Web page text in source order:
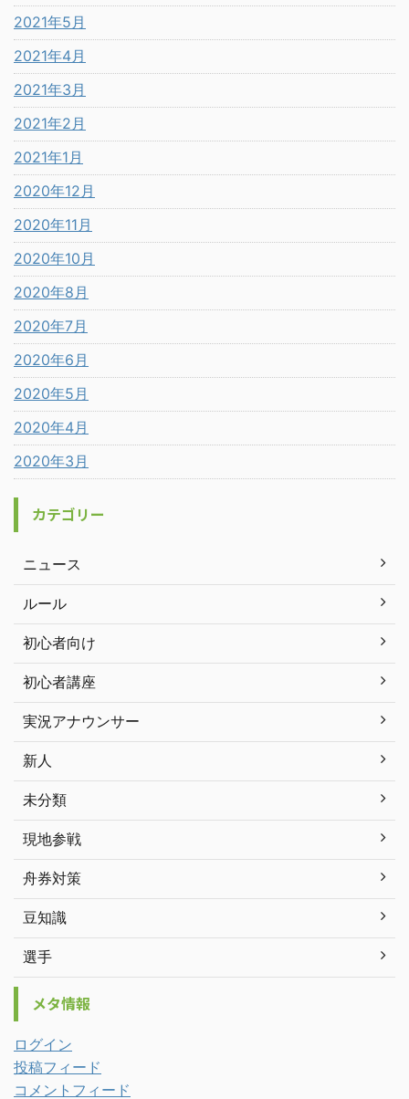
2021年5月
2021年4月
2021年3月
2021年2月
2021年1月
2020年12月
2020年11月
2020年10月
2020年8月
2020年7月
2020年6月
2020年5月
2020年4月
2020年3月
カテゴリー
ニュース
ルール
初心者向け
初心者講座
実況アナウンサー
新人
未分類
現地参戦
舟券対策
豆知識
選手
メタ情報
ログイン
投稿フィード
コメントフィード